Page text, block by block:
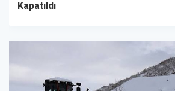
Kapatıldı